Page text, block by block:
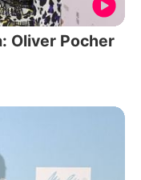
Oliver Pocher